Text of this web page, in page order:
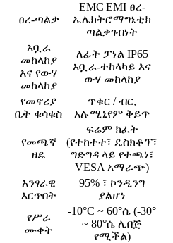
ፀረ-ጣልቃ
EMC|EMI ፀረ-
ኤሌክትሮማግኔቲክ
ጣልቃገብነት
አቧራ
መከላከያ
እና የውሃ
መከላከያ
ለፊት ፓነል IP65
አቧራ-ተከላካይ እና
ውሃ መከላከያ
የመኖሪያ
ቤት ቁሳቁስ
ጥቁር / ብር,
አሉሚኒየም ቅይጥ
የመጫኛ
ዘዴ
ፍሬም ክፈት
(የተከተተ፣ ዴስክቶፕ፣
ግድግዳ ላይ የተጫነ፣
VESA አማራጭ)
አንፃራዊ
እርጥበት
95% ፣ ኮንዲንግ
ያልሆነ
የሥራ
ሙቀት
-10°C ~ 60°ሴ (-30°
~ 80°ሴ ሊበጅ
የሚችል)